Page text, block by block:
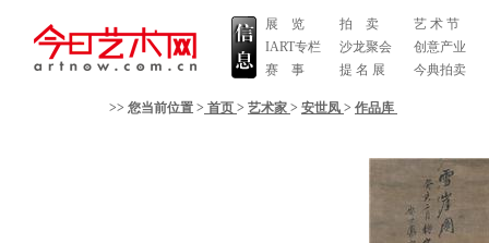
展 览
IART专栏
赛 事
拍 卖
沙龙聚会
提 名 展
艺 术 节
创意产业
今典拍卖
>> 您当前位置 > 首页 > 艺术家 > 安世凤 > 作品库